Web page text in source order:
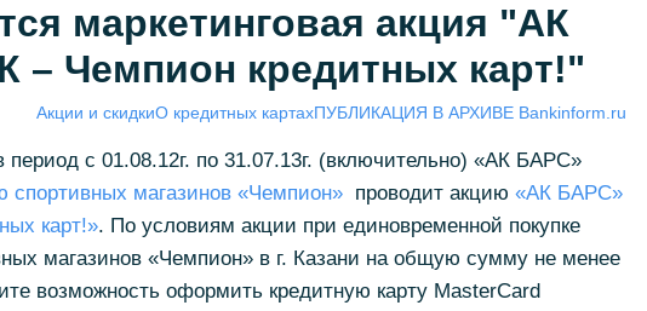
маркетинговая акция "АК
Чемпион кредитных карт!"
Акции и скидкиО кредитных картахПУБЛИКАЦИЯ В АРХИВЕ Bankinform.ru
с 01.08.12г. по 31.07.13г. (включительно) «АК БАРС»
спортивных магазинов «Чемпион»проводит акцию «АК БАРС»
карт!». По условиям акции при единовременной покупке
магазинов «Чемпион» в г. Казани на общую сумму не менее
возможность оформить кредитную карту MasterCard